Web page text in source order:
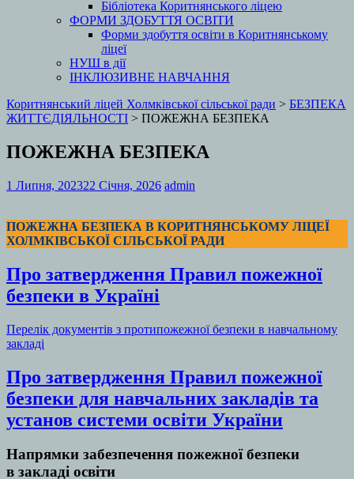
Бібліотека Коритнянського ліцею
ФОРМИ ЗДОБУТТЯ ОСВІТИ
Форми здобуття освіти в Коритнянському
ліцеї
НУШ в дії
ІНКЛЮЗИВНЕ НАВЧАННЯ
Коритнянський ліцей Холмківської сільської ради > БЕЗПЕКА
ЖИТТЄДІЯЛЬНОСТІ > ПОЖЕЖНА БЕЗПЕКА
ПОЖЕЖНА БЕЗПЕКА
1 Липня, 202322 Січня, 2026 admin
ПОЖЕЖНА БЕЗПЕКА В КОРИТНЯНСЬКОМУ ЛІЦЕЇ
ХОЛМКІВСЬКОЇ СІЛЬСЬКОЇ РАДИ
Про затвердження Правил пожежної
безпеки в Україні
Перелік документів з протипожежної безпеки в навчальному
закладі
Про затвердження Правил пожежної
безпеки для навчальних закладів та
установ системи освіти України
Напрямки забезпечення пожежної безпеки
в закладі освіти